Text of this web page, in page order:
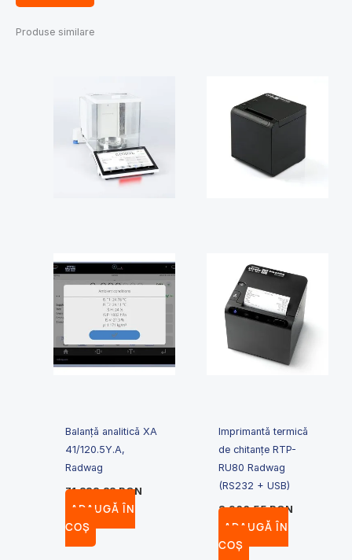
Produse similare
Balanță analitică XA
41/120.5Y.A,
Radwag
71,833.82RON
ADAUGĂ ÎN
COȘ
Imprimantă termică
de chitanțe RTP-
RU80 Radwag
(RS232 + USB)
3,966.55RON
ADAUGĂ ÎN
COȘ